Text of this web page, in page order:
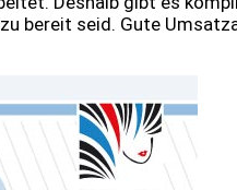
bereit seid. Gute